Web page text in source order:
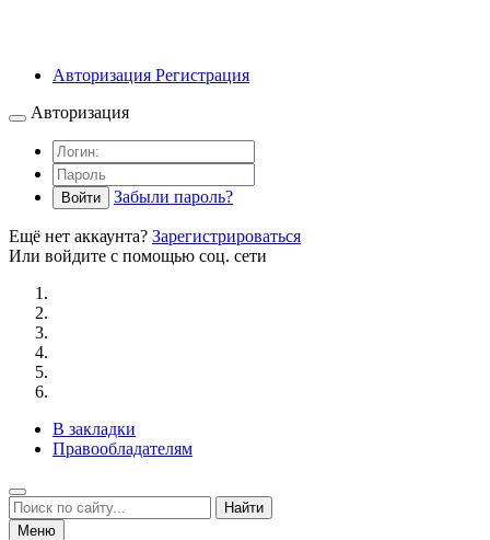
Авторизация Регистрация
Авторизация
Войти Забыли пароль?
Ещё нет аккаунта? Зарегистрироваться
Или войдите с помощью соц. сети
В закладки
Правообладателям
Найти
Меню